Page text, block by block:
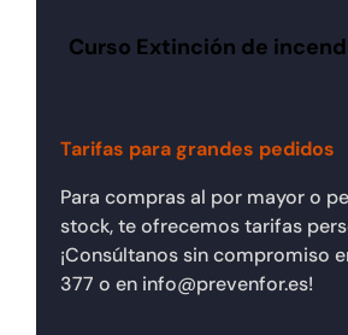
Curso Extinción de
Tarifas para grandes pedidos
Para compras al por mayor o
stock, te ofrecemos tarifas
¡Consúltanos sin compromiso
377 o en info@prevenfor.es!